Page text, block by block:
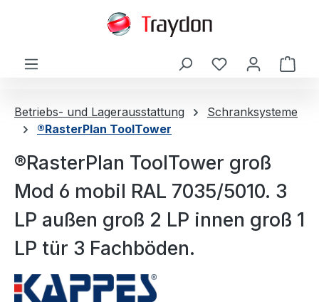
Betriebs- und Lagerausstattung
Schranksysteme
®RasterPlan ToolTower
®RasterPlan ToolTower groß
Mod 6 mobil RAL 7035/5010. 3
LP außen groß 2 LP innen groß 1
LP tür 3 Fachböden.